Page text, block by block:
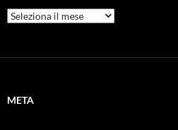
Archivi
META